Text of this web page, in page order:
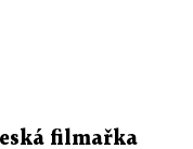
filmařka